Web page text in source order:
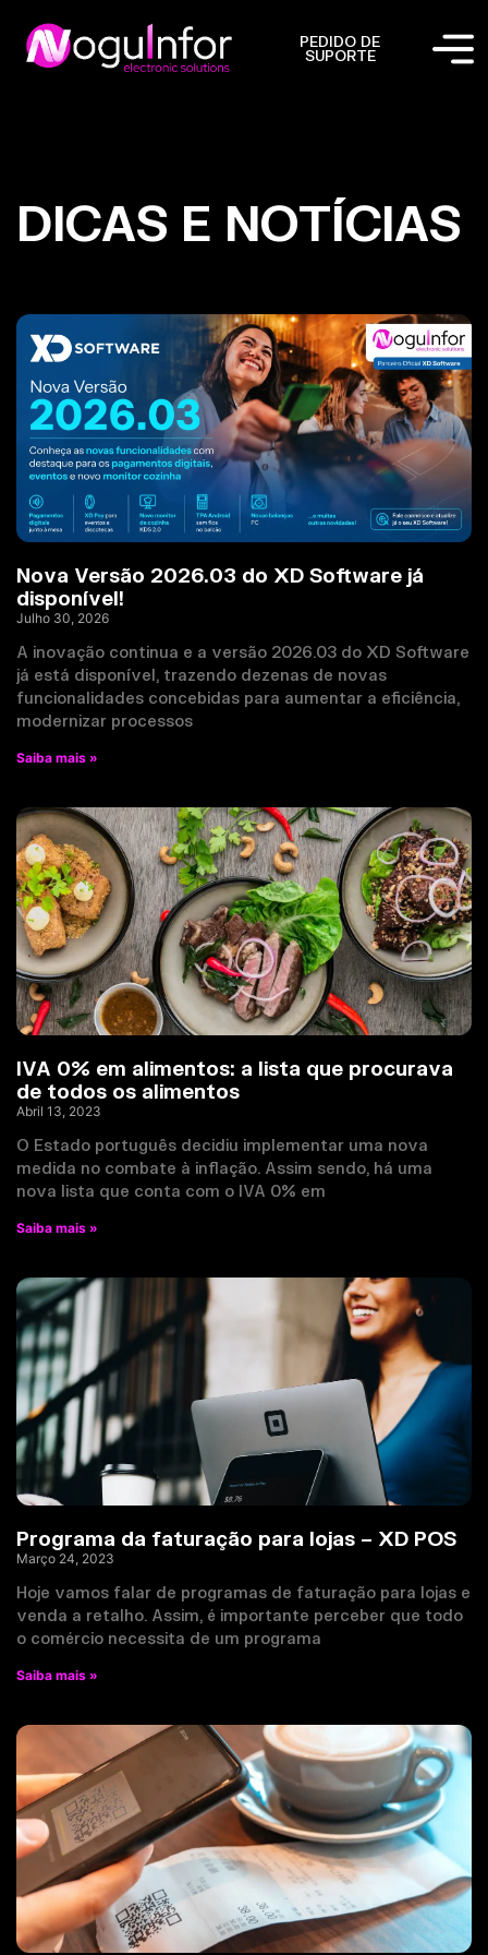
PEDIDO DE
SUPORTE
DICAS E NOTÍCIAS
Nova Versão 2026.03 do XD Software já
disponível!
Julho 30, 2026
A inovação continua e a versão 2026.03 do XD Software
já está disponível, trazendo dezenas de novas
funcionalidades concebidas para aumentar a eficiência,
modernizar processos
Saiba mais »
IVA 0% em alimentos: a lista que procurava
de todos os alimentos
Abril 13, 2023
O Estado português decidiu implementar uma nova
medida no combate à inflação. Assim sendo, há uma
nova lista que conta com o IVA 0% em
Saiba mais »
Programa da faturação para lojas – XD POS
Março 24, 2023
Hoje vamos falar de programas de faturação para lojas e
venda a retalho. Assim, é importante perceber que todo
o comércio necessita de um programa
Saiba mais »